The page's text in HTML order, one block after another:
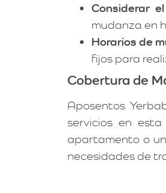
Considerar
mudanza en
Horarios de
fijos para
Cobertura de
Aposentos
servicios en
apartamento o
necesidades de